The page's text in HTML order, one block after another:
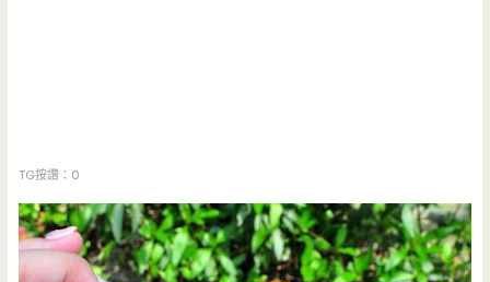
TG按讚：0